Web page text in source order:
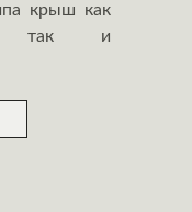
крыш как
так и